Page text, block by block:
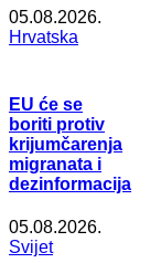
05.08.2026.
Hrvatska
EU će se
boriti protiv
krijumčarenja
migranata i
dezinformacija
05.08.2026.
Svijet